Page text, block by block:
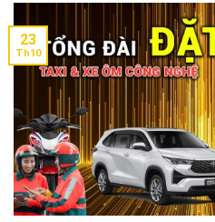
23
Th10